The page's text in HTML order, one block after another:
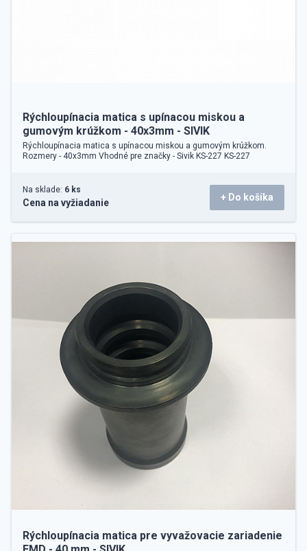
Rýchloupínacia matica s upínacou miskou a
gumovým krúžkom - 40x3mm - SIVIK
Rýchloupínacia matica s upínacou miskou a gumovým krúžkom.
Rozmery - 40x3mm Vhodné pre značky - Sivik KS-227 KS-227
Na sklade: 6 ks
Cena na vyžiadanie + Do košíka
Rýchloupínacia matica pre vyvažovacie zariadenie